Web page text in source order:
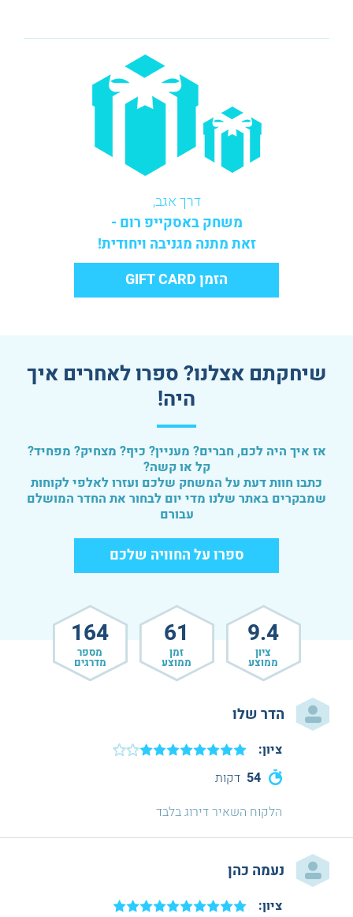
דרך אגב,
משחק באסקייפ רום -
זאת מתנה מגניבה ויחודית!
הזמן GIFT CARD
שיחקתם אצלנו? ספרו לאחרים איך
היה!
אז איך היה לכם, חברים? מעניין? כיף? מצחיק? מפחיד?
קל או קשה?
כתבו חוות דעת על המשחק שלכם ועזרו לאלפי לקוחות
שמבקרים באתר שלנו מדי יום לבחור את החדר המושלם
עבורם
ספרו על החוויה שלכם
הדר שלו
54 דקות
ציון:
הלקוח השאיר דירוג בלבד
נעמה כהן
ציון:
9.4
ציון
ממוצע
61
זמן
ממוצע
164
מספר
מדרגים